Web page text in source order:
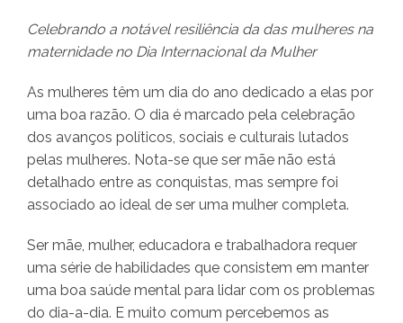
Celebrando a notável resiliência da das mulheres na
maternidade no Dia Internacional da Mulher
As mulheres têm um dia do ano dedicado a elas por
uma boa razão. O dia é marcado pela celebração
dos avanços políticos, sociais e culturais lutados
pelas mulheres. Nota-se que ser mãe não está
detalhado entre as conquistas, mas sempre foi
associado ao ideal de ser uma mulher completa.
Ser mãe, mulher, educadora e trabalhadora requer
uma série de habilidades que consistem em manter
uma boa saúde mental para lidar com os problemas
do dia-a-dia. E muito comum percebemos as